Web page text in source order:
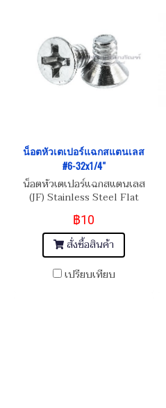
น็อตหัวเตเปอร์แฉกสแตนเลส
#6-32x1/4"
น็อตหัวเตเปอร์แฉกสแตนเลส
(JF) Stainless Steel Flat
Phillip Taper Head Screw
#6-32x1/4"
฿10
สั่งซื้อสินค้า
เปรียบเทียบ